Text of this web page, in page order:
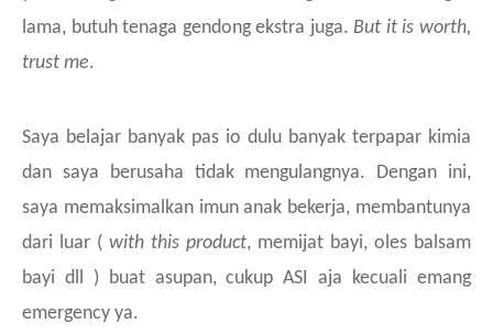
lama, butuh tenaga gendong ekstra juga. But it is worth,
trust me.
Saya belajar banyak pas io dulu banyak terpapar kimia
dan saya berusaha tidak mengulangnya. Dengan ini,
saya memaksimalkan imun anak bekerja, membantunya
dari luar ( with this product, memijat bayi, oles balsam
bayi dll ) buat asupan, cukup ASI aja kecuali emang
emergency ya.